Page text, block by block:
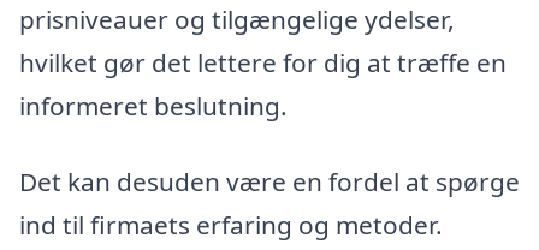
prisniveauer og tilgængelige ydelser,
hvilket gør det lettere for dig at træffe en
informeret beslutning.
Det kan desuden være en fordel at spørge
ind til firmaets erfaring og metoder.